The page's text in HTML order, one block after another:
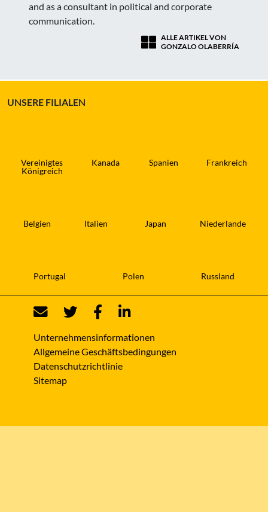
and as a consultant in political and corporate
communication.
ALLE ARTIKEL VON
GONZALO OLABERRÍA
UNSERE FILIALEN
Vereinigtes
Königreich
Kanada Spanien Frankreich
Belgien Italien Japan Niederlande
Portugal Polen Russland
Unternehmensinformationen
Allgemeine Geschäftsbedingungen
Datenschutzrichtlinie
Sitemap